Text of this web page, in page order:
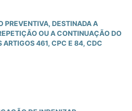
PREVENTIVA, DESTINADA A
OU A CONTINUAÇÃO DO
ARTIGOS 461, CPC E 84, CDC